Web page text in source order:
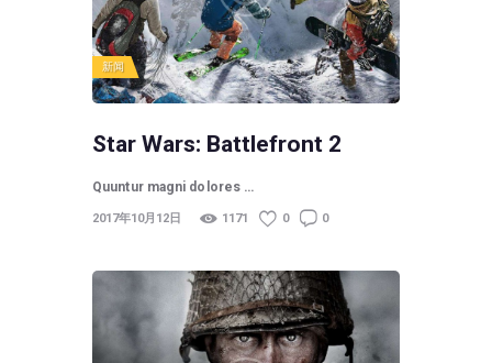
新闻
Star Wars: Battlefront 2
Quuntur magni dolores …
2017年10月12日 1171 0 0